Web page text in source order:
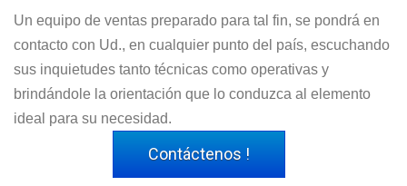
Un equipo de ventas preparado para tal fin, se pondrá en
contacto con Ud., en cualquier punto del país, escuchando
sus inquietudes tanto técnicas como operativas y
brindándole la orientación que lo conduzca al elemento
ideal para su necesidad.
Contáctenos !